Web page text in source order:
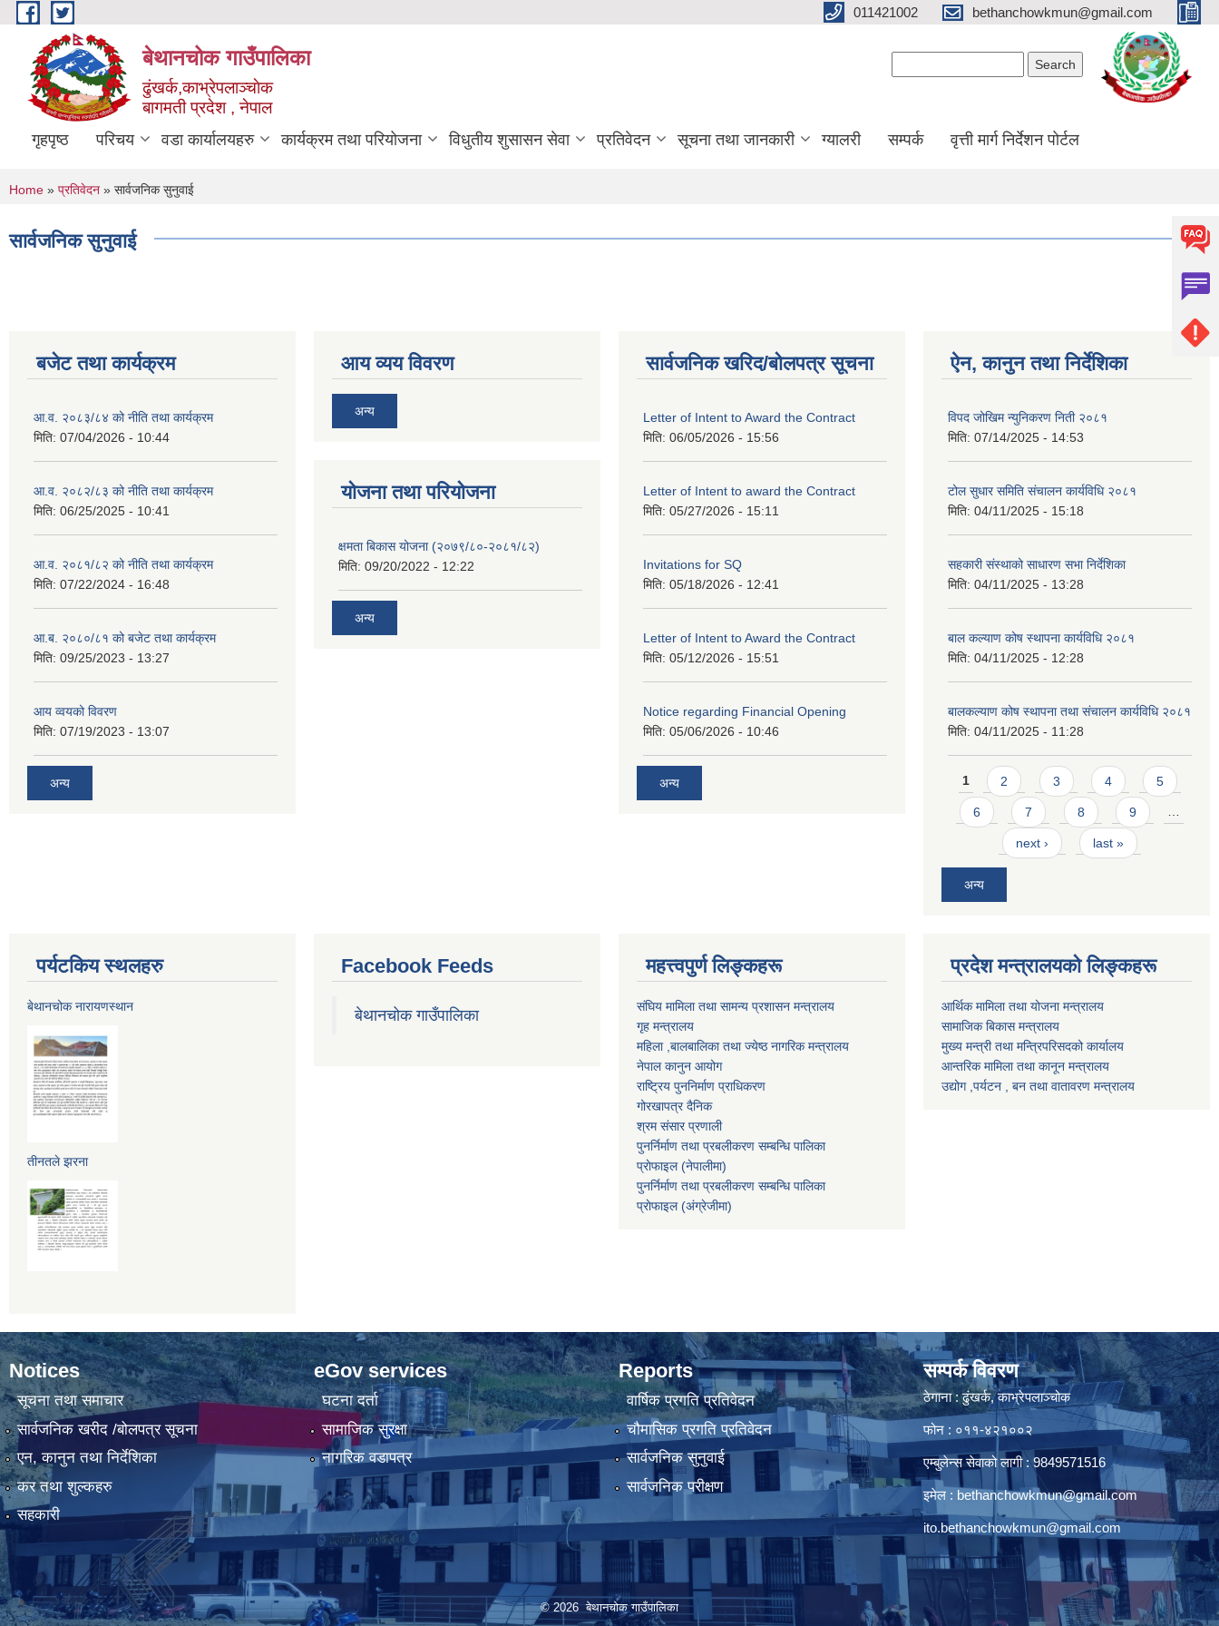
Skip to main content 011421002 bethanchowkmun@gmail.com
बेथानचोक गाउँपालिका
ढुंखर्क,काभ्रेपलाञ्चाेक
बागमती प्रदेश , नेपाल
गृहपृष्ठ परिचय वडा कार्यालयहरु कार्यक्रम तथा परियोजना विधुतीय शुसासन सेवा प्रतिवेदन सूचना तथा जानकारी ग्यालरी सम्पर्क वृत्ती मार्ग निर्देशन पोर्टल
You are here
Home » प्रतिवेदन » सार्वजनिक सुनुवाई
सार्वजनिक सुनुवाई
बजेट तथा कार्यक्रम
आ.व. २०८३/८४ को नीति तथा कार्यक्रम
मिति: 07/04/2026 - 10:44
आ.व. २०८२/८३ को नीति तथा कार्यक्रम
मिति: 06/25/2025 - 10:41
आ.व. २०८१/८२ को नीति तथा कार्यक्रम
मिति: 07/22/2024 - 16:48
आ.ब. २०८०/८१ को बजेट तथा कार्यक्रम
मिति: 09/25/2023 - 13:27
आय व्वयको विवरण
मिति: 07/19/2023 - 13:07
अन्य
आय व्यय विवरण
अन्य
याेजना तथा परियाेजना
क्षमता बिकास योजना (२०७९/८०-२०८१/८२)
मिति: 09/20/2022 - 12:22
अन्य
सार्वजनिक खरिद/बोलपत्र सूचना
Letter of Intent to Award the Contract
मिति: 06/05/2026 - 15:56
Letter of Intent to award the Contract
मिति: 05/27/2026 - 15:11
Invitations for SQ
मिति: 05/18/2026 - 12:41
Letter of Intent to Award the Contract
मिति: 05/12/2026 - 15:51
Notice regarding Financial Opening
मिति: 05/06/2026 - 10:46
अन्य
ऐन, कानुन तथा निर्देशिका
विपद जोखिम न्युनिकरण निती २०८१
मिति: 07/14/2025 - 14:53
टोल सुधार समिति संचालन कार्यविधि २०८१
मिति: 04/11/2025 - 15:18
सहकारी संस्थाको साधारण सभा निर्देशिका
मिति: 04/11/2025 - 13:28
बाल कल्याण कोष स्थापना कार्यविधि २०८१
मिति: 04/11/2025 - 12:28
बालकल्याण कोष स्थापना तथा संचालन कार्यविधि २०८१
मिति: 04/11/2025 - 11:28
Pages
1 2 3 4 5
6 7 8 9 …
next › last »
अन्य
पर्यटकिय स्थलहरु
बेथानचोक नारायणस्थान
तीनतले झरना
Facebook Feeds
बेथानचोक गाउँपालिका
महत्त्वपुर्ण लिङ्कहरू
संघिय मामिला तथा सामन्य प्रशासन मन्त्रालय
गृह मन्त्रालय
महिला ,बालबालिका तथा ज्येष्ठ नागरिक मन्त्रालय
नेपाल कानुन आयोग
राष्ट्रिय पुननिर्माण प्राधिकरण
गोरखापत्र दैनिक
श्रम संसार प्रणाली
पुनर्निर्माण तथा प्रबलीकरण सम्बन्धि पालिका
प्राेफाइल (नेपालीमा)
पुनर्निर्माण तथा प्रबलीकरण सम्बन्धि पालिका
प्राेफाइल(अंग्रेजीमा)
प्रदेश मन्त्रालयको लिङ्कहरू
आर्थिक मामिला तथा योजना मन्त्रालय
सामाजिक बिकास मन्त्रालय
मुख्य मन्त्री तथा मन्त्रिपरिसदको कार्यालय
आन्तरिक मामिला तथा कानून मन्त्रालय
उद्योग ,पर्यटन , बन तथा वातावरण मन्त्रालय
Notices
सूचना तथा समाचार
सार्वजनिक खरीद /बोलपत्र सूचना
एन, कानुन तथा निर्देशिका
कर तथा शुल्कहरु
सहकारी
eGov services
घटना दर्ता
सामाजिक सुरक्षा
नागरिक वडापत्र
Reports
वार्षिक प्रगति प्रतिवेदन
चौमासिक प्रगति प्रतिवेदन
सार्वजनिक सुनुवाई
सार्वजनिक परीक्षण
सम्पर्क विवरण
ठेगाना : ढुंखर्क, काभ्रेपलाञ्चोक
फोन : ०११-४२१००२
एम्बुलेन्स सेवाको लागी : 9849571516
इमेल : bethanchowkmun@gmail.com
ito.bethanchowkmun@gmail.com
© 2026 बेथानचोक गाउँपालिका